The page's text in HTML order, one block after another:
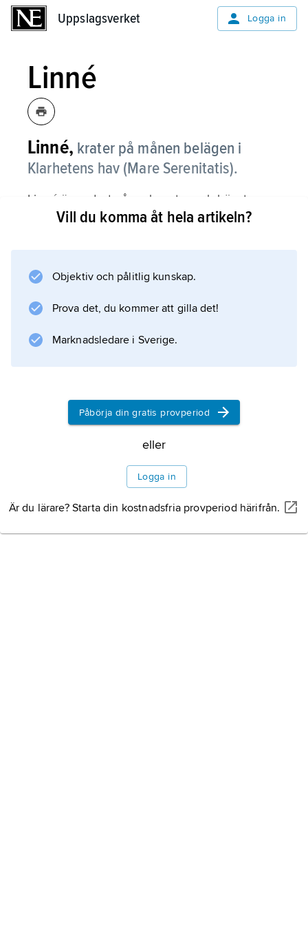
Uppslagsverket Logga in
Linné
Linné, krater på månen belägen i
Klarhetens hav (Mare Serenitatis).
Linné är endast några km stor och högst
oansenlig men hör likväl till de mest
ljus, kontrastlös fläck. Det förefaller dock som
Kratern finns kvar, men dess utseende
Information om artikeln
Vill du komma åt hela artikeln?
Objektiv och pålitlig kunskap.
Prova det, du kommer att gilla det!
Marknadsledare i Sverige.
Påbörja din gratis provperiod
eller
Logga in
Är du lärare? Starta din kostnadsfria provperiod härifrån.